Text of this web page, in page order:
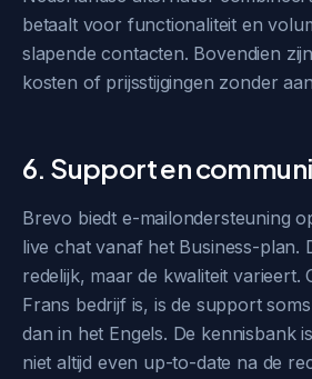
betaalt voor functionaliteit en
slapende contacten. Bovendien
kosten of prijsstijgingen zonder
6. Support en
Brevo biedt e-mailondersteuning
live chat vanaf het Business-plan.
redelijk, maar de kwaliteit varieert.
Frans bedrijf is, is de support
dan in het Engels. De kennisbank
niet altijd even up-to-date na de